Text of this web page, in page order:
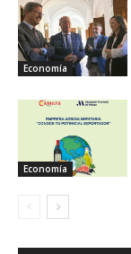
Economía
Economía